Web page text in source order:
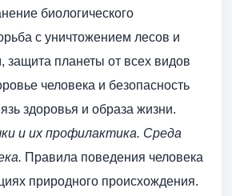
биологического
с уничтожением лесов и
защита планеты от всех видов
человека и безопасность
здоровья и образа жизни.
и их профилактика. Среда
Правила поведения человека
природного происхождения.